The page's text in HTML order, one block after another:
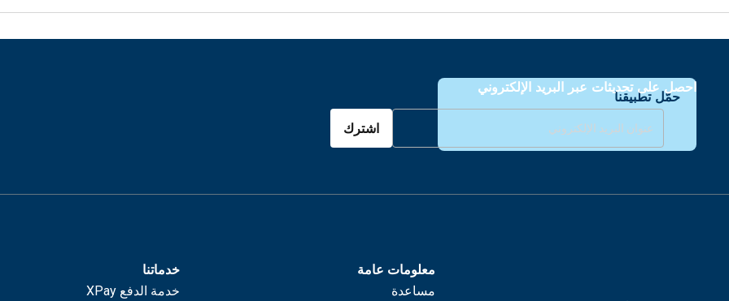
حمّل تطبيقنا
احصل على تحديثات عبر البريد الإلكتروني
اشترك
معلومات عامة
مساعدة
خدماتنا
خدمة الدفع XPay